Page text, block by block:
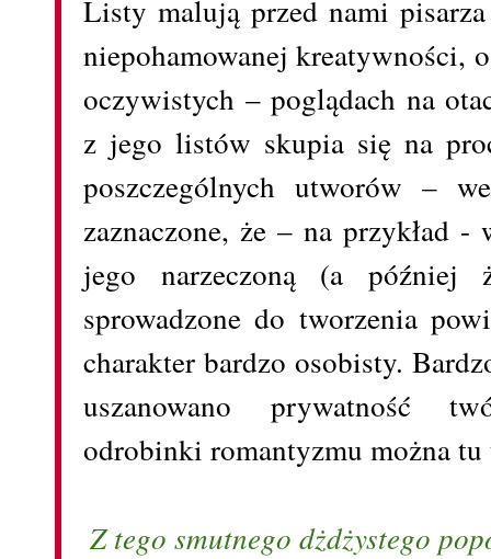
Listy malują przed nami pisarza
niepohamowanej kreatywności,
oczywistych – poglądach na
z jego listów skupia się na
poszczególnych utworów –
zaznaczone, że – na przykład
jego narzeczoną (a później
sprowadzone do tworzenia
charakter bardzo osobisty.
uszanowano prywatność
odrobinki romantyzmu można
Z tego smutnego dżdżystego